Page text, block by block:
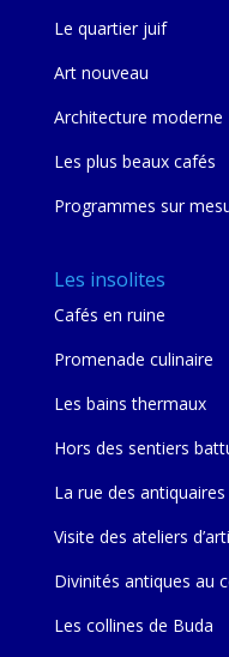
Le quartier juif
Art nouveau
Architecture moderne
Les plus beaux cafés
Programmes sur
Les insolites
Cafés en ruine
Promenade culinaire
Les bains thermaux
Hors des sentiers
La rue des antiquaires
Visite des ateliers
Divinités antiques au
Les collines de Buda